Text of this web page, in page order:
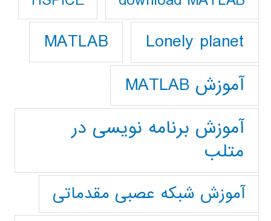
Lonely planet
MATLAB
آموزش MATLAB
آموزش برنامه نویسی در
متلب
آموزش شبکه عصبی مقدماتی